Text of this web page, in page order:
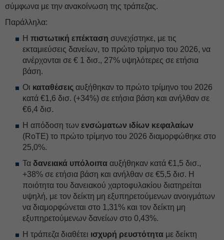
σύμφωνα με την ανακοίνωση της τράπεζας.
Παράλληλα:
Η πιστωτική επέκταση συνεχίστηκε, με τις
εκταμιεύσεις δανείων, το πρώτο τρίμηνο του 2026, να
ανέρχονται σε € 1 δισ., 27% υψηλότερες σε ετήσια
βάση.
Οι καταθέσεις αυξήθηκαν το πρώτο τρίμηνο του 2026
κατά €1,6 δισ. (+34%) σε ετήσια βάση και ανήλθαν σε
€6,4 δισ.
Η απόδοση των ενσώματων ιδίων κεφαλαίων
(RoTE) το πρώτο τρίμηνο του 2026 διαμορφώθηκε στο
25,0%.
Τα δανειακά υπόλοιπα αυξήθηκαν κατά €1,5 δισ.,
+38% σε ετήσια βάση και ανήλθαν σε €5,5 δισ. Η
ποιότητα του δανειακού χαρτοφυλακίου διατηρείται
υψηλή, με τον δείκτη μη εξυπηρετούμενων ανοιγμάτων
να διαμορφώνεται στο 1,31% και τον δείκτη μη
εξυπηρετούμενων δανείων στο 0,43%.
H τράπεζα διαθέτει ισχυρή ρευστότητα με δείκτη